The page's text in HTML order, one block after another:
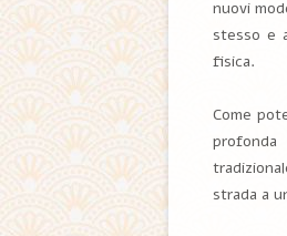
nuovi
stesso e
fisica.
Come
strada a